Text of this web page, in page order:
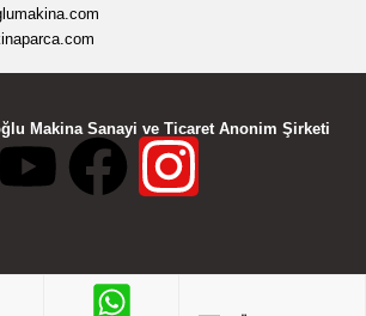
Makina Sanayi ve Ticaret Anonim Şirketi